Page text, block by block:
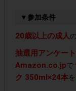
▼参加条件
20歳以上の成人
抽選用アンケー
Amazon.co.jpで
ク 350ml×24本を